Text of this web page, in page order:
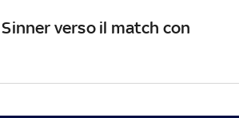
verso il match con